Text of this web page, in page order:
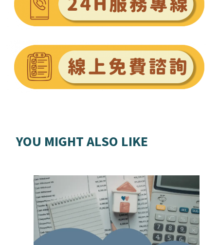
YOU MIGHT ALSO LIKE